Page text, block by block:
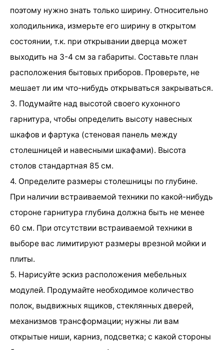
поэтому нужно знать только ширину. Относительно
холодильника, измерьте его ширину в открытом
состоянии, т.к. при открывании дверца может
выходить на 3-4 см за габариты. Составьте план
расположения бытовых приборов. Проверьте, не
мешает ли им что-нибудь открываться закрываться.
3. Подумайте над высотой своего кухонного
гарнитура, чтобы определить высоту навесных
шкафов и фартука (стеновая панель между
столешницей и навесными шкафами). Высота
столов стандартная 85 см.
4. Определите размеры столешницы по глубине.
При наличии встраиваемой техники по какой-нибудь
стороне гарнитура глубина должна быть не менее
60 см. При отсутствии встраиваемой техники в
выборе вас лимитируют размеры врезной мойки и
плиты.
5. Нарисуйте эскиз расположения мебельных
модулей. Продумайте необходимое количество
полок, выдвижных ящиков, стеклянных дверей,
механизмов трансформации; нужны ли вам
открытые ниши, карниз, подсветка; с какой стороны